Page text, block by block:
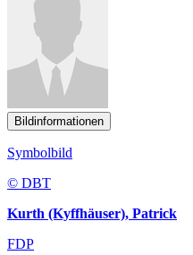
Bildinformationen
Symbolbild
© DBT
Kurth (Kyffhäuser), Patrick
FDP